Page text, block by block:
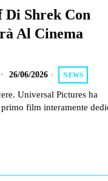
Shrek Con
Al Cinema
26/06/2026 NEWS
Universal Pictures ha
film interamente